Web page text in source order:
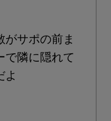
がサポの前ま
で隣に隠れて
よ